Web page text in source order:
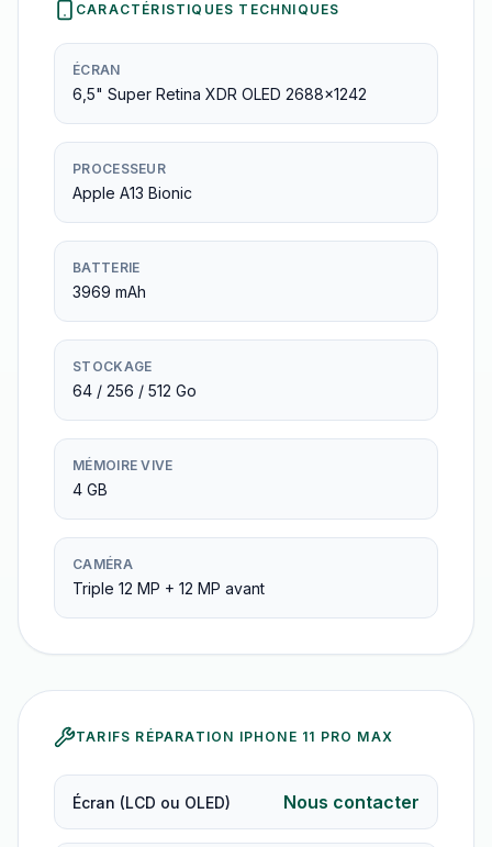
CARACTÉRISTIQUES TECHNIQUES
ÉCRAN
6,5" Super Retina XDR OLED 2688×1242
PROCESSEUR
Apple A13 Bionic
BATTERIE
3969 mAh
STOCKAGE
64 / 256 / 512 Go
MÉMOIRE VIVE
4 GB
CAMÉRA
Triple 12 MP + 12 MP avant
TARIFS RÉPARATION IPHONE 11 PRO MAX
Écran (LCD ou OLED) Nous contacter